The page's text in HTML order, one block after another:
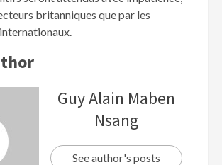
britanniques que par les
Guy Alain Maben
Nsang
See author's posts